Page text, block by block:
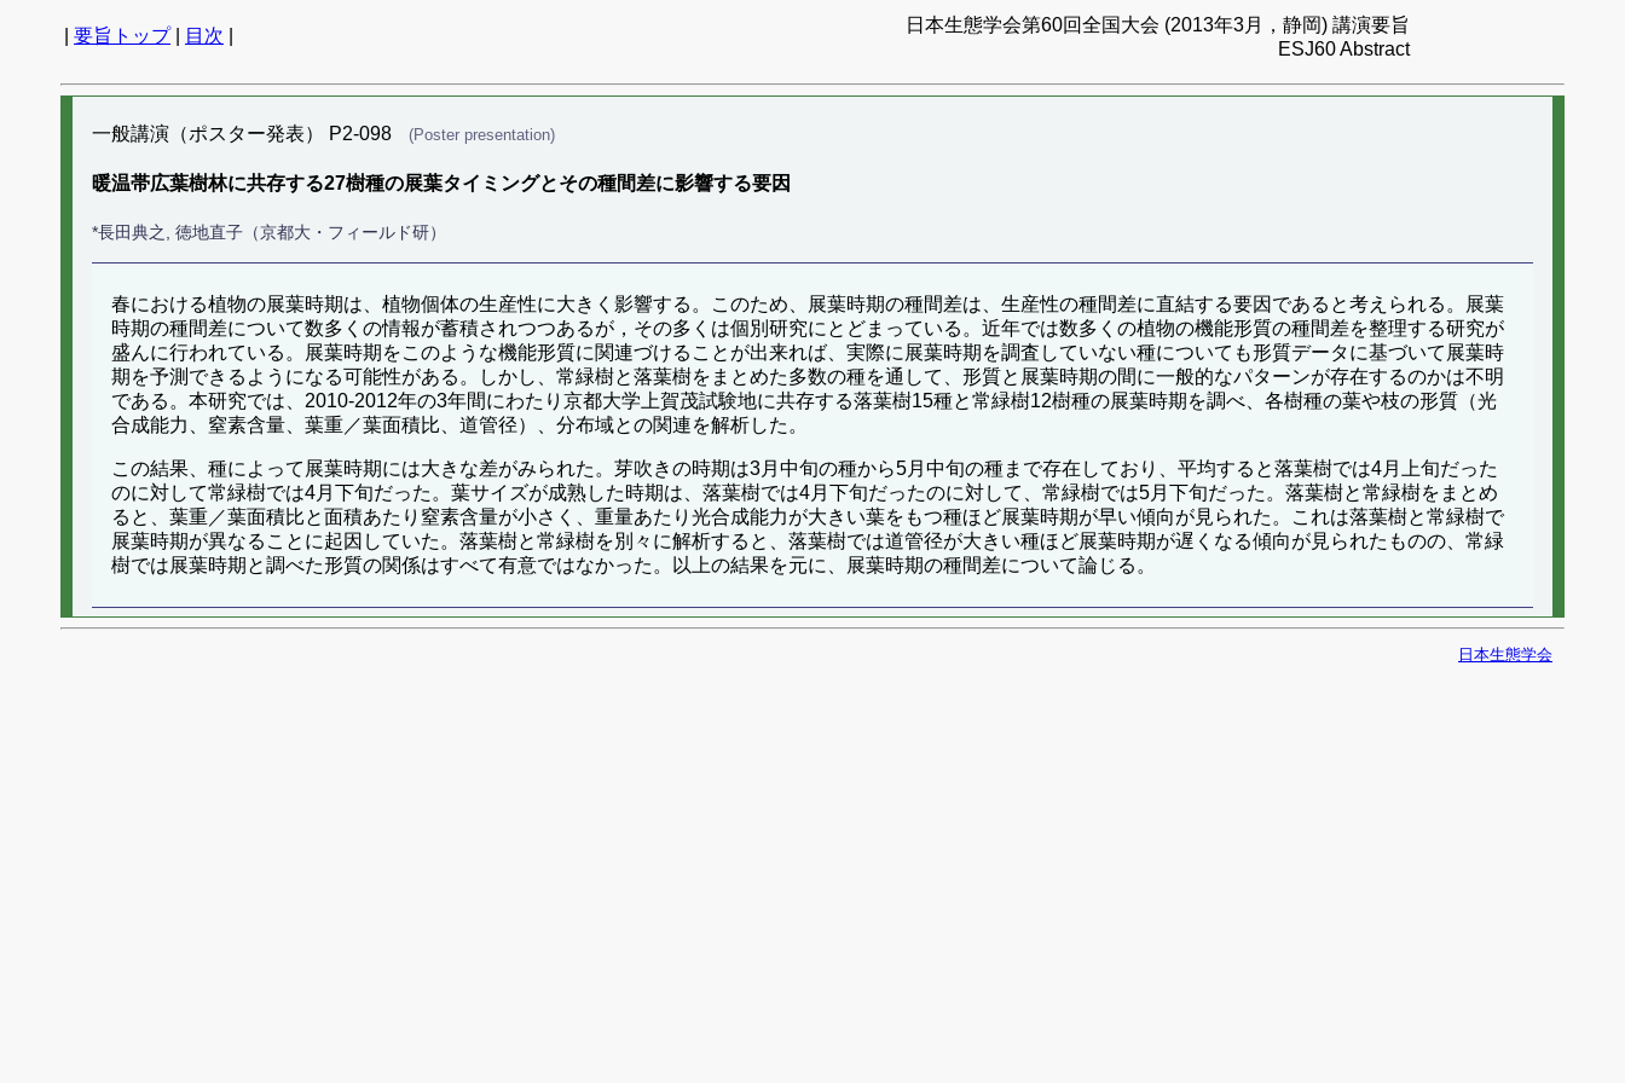
要旨トップ| 目次
日本生態学会第60回全国大会 (2013年3月，静岡) 講演要旨
ESJ60 Abstract
一般講演（ポスター発表） P2-098 (Poster presentation)
暖温帯広葉樹林に共存する27樹種の展葉タイミングとその種間差に影響する要因
*長田典之, 徳地直子（京都大・フィールド研）
春における植物の展葉時期は、植物個体の生産性に大きく影響する。このため、展葉時期の種間差は、生産性の種間差に直結する要因であると考えられる。展葉
時期の種間差について数多くの情報が蓄積されつつあるが，その多くは個別研究にとどまっている。近年では数多くの植物の機能形質の種間差を整理する研究が
盛んに行われている。展葉時期をこのような機能形質に関連づけることが出来れば、実際に展葉時期を調査していない種についても形質データに基づいて展葉時
期を予測できるようになる可能性がある。しかし、常緑樹と落葉樹をまとめた多数の種を通して、形質と展葉時期の間に一般的なパターンが存在するのかは不明
である。本研究では、2010-2012年の3年間にわたり京都大学上賀茂試験地に共存する落葉樹15種と常緑樹12樹種の展葉時期を調べ、各樹種の葉や枝の形質（光
合成能力、窒素含量、葉重／葉面積比、道管径）、分布域との関連を解析した。
この結果、種によって展葉時期には大きな差がみられた。芽吹きの時期は3月中旬の種から5月中旬の種まで存在しており、平均すると落葉樹では4月上旬だった
のに対して常緑樹では4月下旬だった。葉サイズが成熟した時期は、落葉樹では4月下旬だったのに対して、常緑樹では5月下旬だった。落葉樹と常緑樹をまとめ
ると、葉重／葉面積比と面積あたり窒素含量が小さく、重量あたり光合成能力が大きい葉をもつ種ほど展葉時期が早い傾向が見られた。これは落葉樹と常緑樹で
展葉時期が異なることに起因していた。落葉樹と常緑樹を別々に解析すると、落葉樹では道管径が大きい種ほど展葉時期が遅くなる傾向が見られたものの、常緑
樹では展葉時期と調べた形質の関係はすべて有意ではなかった。以上の結果を元に、展葉時期の種間差について論じる。
日本生態学会